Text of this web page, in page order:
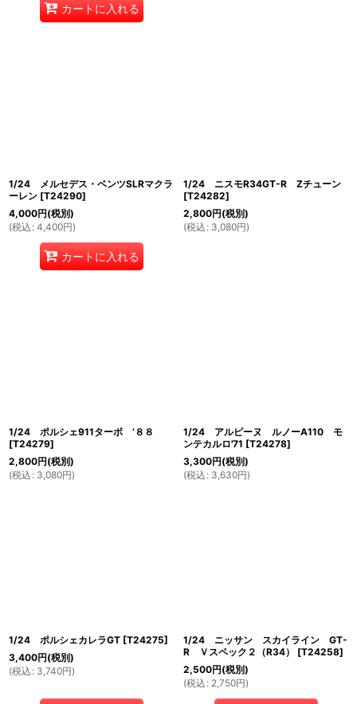
カートに入れる
1/24 メルセデス・ベンツSLRマクラ
ーレン [T24290]
4,000円(税別)
(税込 : 4,400円)
カートに入れる
1/24 ニスモR34GT-R Zチューン
[T24282]
2,800円(税別)
(税込 : 3,080円)
1/24 ポルシェ911ターボ ’８８
[T24279]
2,800円(税別)
(税込 : 3,080円)
1/24 アルピーヌ ルノーA110 モ
ンテカルロ'71 [T24278]
3,300円(税別)
(税込 : 3,630円)
1/24 ポルシェカレラGT [T24275]
3,400円(税別)
(税込 : 3,740円)
1/24 ニッサン スカイライン GT-
R Ｖスペック２（R34）
[T24258]
2,500円(税別)
(税込 : 2,750円)